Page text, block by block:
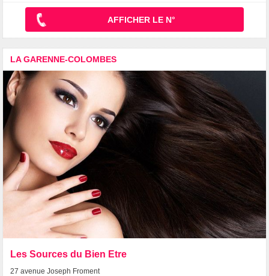
AFFICHER LE N°
LA GARENNE-COLOMBES
Les Sources du Bien Etre
27 avenue Joseph Froment